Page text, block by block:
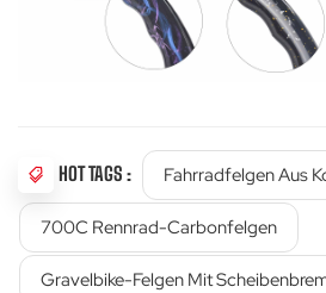
HOT TAGS : Fahrradfelgen Aus
700C Rennrad-Carbonfelgen
Gravelbike-Felgen Mit